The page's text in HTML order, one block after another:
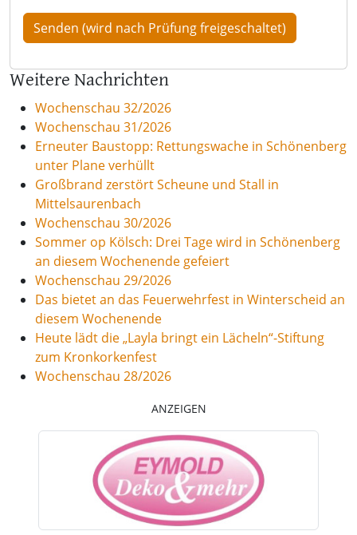
Weitere Nachrichten
Wochenschau 32/2026
Wochenschau 31/2026
Erneuter Baustopp: Rettungswache in Schönenberg
unter Plane verhüllt
Großbrand zerstört Scheune und Stall in
Mittelsaurenbach
Wochenschau 30/2026
Sommer op Kölsch: Drei Tage wird in Schönenberg
an diesem Wochenende gefeiert
Wochenschau 29/2026
Das bietet an das Feuerwehrfest in Winterscheid an
diesem Wochenende
Heute lädt die „Layla bringt ein Lächeln“-Stiftung
zum Kronkorkenfest
Wochenschau 28/2026
ANZEIGEN